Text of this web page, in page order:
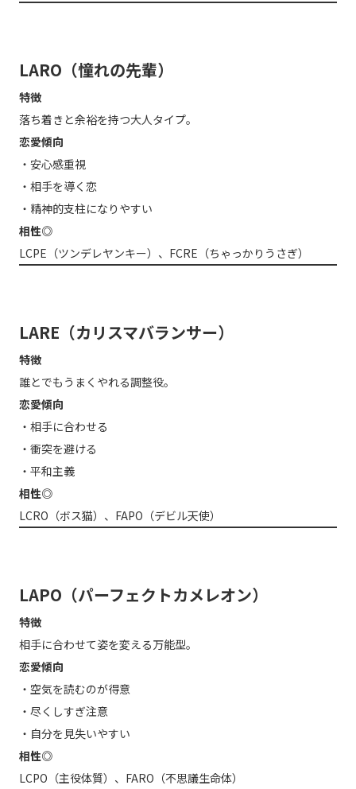
LARO（憧れの先輩）
特徴
落ち着きと余裕を持つ大人タイプ。
恋愛傾向
・安心感重視
・相手を導く恋
・精神的支柱になりやすい
相性◎
LCPE（ツンデレヤンキー）、FCRE（ちゃっかりうさぎ）
LARE（カリスマバランサー）
特徴
誰とでもうまくやれる調整役。
恋愛傾向
・相手に合わせる
・衝突を避ける
・平和主義
相性◎
LCRO（ボス猫）、FAPO（デビル天使）
LAPO（パーフェクトカメレオン）
特徴
相手に合わせて姿を変える万能型。
恋愛傾向
・空気を読むのが得意
・尽くしすぎ注意
・自分を見失いやすい
相性◎
LCPO（主役体質）、FARO（不思議生命体）